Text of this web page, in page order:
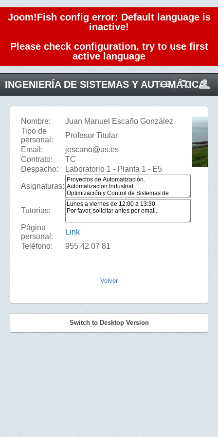
Joom!Fish config error: Default language is
inactive!
Please check configuration, try to use first
active language
INGENIERÍA DE SISTEMAS Y AUTOMÁTICA
Nombre:
Juan Manuel Escaño González
Tipo de
personal:
Profesor Titular
Email:
jescano@us.es
Contrato:
TC
Despacho:
Laboratorio 1 - Planta 1 - E5
Asignaturas:
Tutorías:
Página
personal:
Link
Teléfono:
955 42 07 81
Volver
Switch to Desktop Version